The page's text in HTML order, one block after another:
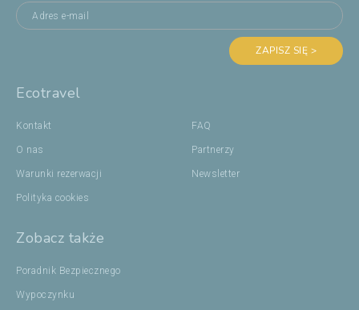
ZAPISZ SIĘ >
Ecotravel
Kontakt
O nas
Warunki rezerwacji
Polityka cookies
FAQ
Partnerzy
Newsletter
Zobacz także
Poradnik Bezpiecznego
Wypoczynku